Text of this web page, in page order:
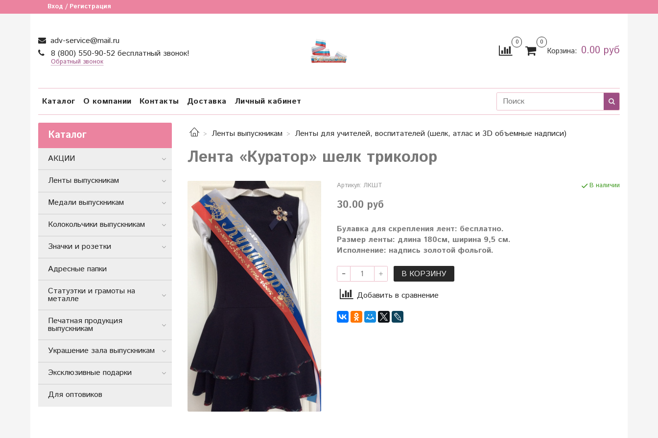
Вход / Регистрация
adv-service@mail.ru
8 (800) 550-90-52 бесплатный звонок!
Обратный звонок
0 0
Корзина: 0.00 руб
Каталог О компании Контакты Доставка Личный кабинет
Ленты выпускникам Ленты для учителей, воспитателей (шелк, атлас и 3D объемные надписи)
Лента «Куратор» шелк триколор
Артикул: ЛКШТ В наличии
30.00 руб
Булавка для скрепления лент: бесплатно.
Размер ленты: длина 180см, ширина 9,5 см.
Исполнение: надпись золотой фольгой.
В КОРЗИНУ
Добавить в сравнение
Каталог
АКЦИИ
Ленты выпускникам
Медали выпускникам
Колокольчики выпускникам
Значки и розетки
Адресные папки
Статуэтки и грамоты на
металле
Печатная продукция
выпускникам
Украшение зала выпускникам
Эксклюзивные подарки
Для оптовиков